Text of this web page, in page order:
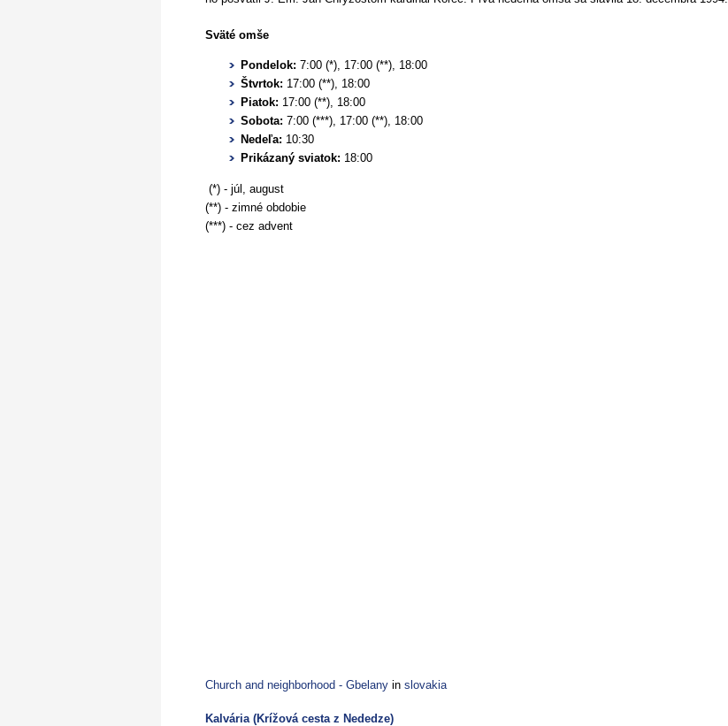
Sväté omše
Pondelok: 7:00 (*), 17:00 (**), 18:00
Štvrtok: 17:00 (**), 18:00
Piatok: 17:00 (**), 18:00
Sobota: 7:00 (***), 17:00 (**), 18:00
Nedeľa: 10:30
Prikázaný sviatok: 18:00
(*) - júl, august
(**) - zimné obdobie
(***) - cez advent
Church and neighborhood - Gbelany in slovakia
Kalvária (Krížová cesta z Nededze)